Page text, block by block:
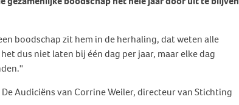
boodschap zit hem in de herhaling, dat weten alle
dus niet laten bij één dag per jaar, maar elke dag
Audiciëns van Corrine Weiler, directeur van Stichting